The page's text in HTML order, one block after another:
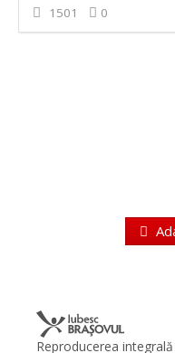
1501 0
Reproducerea